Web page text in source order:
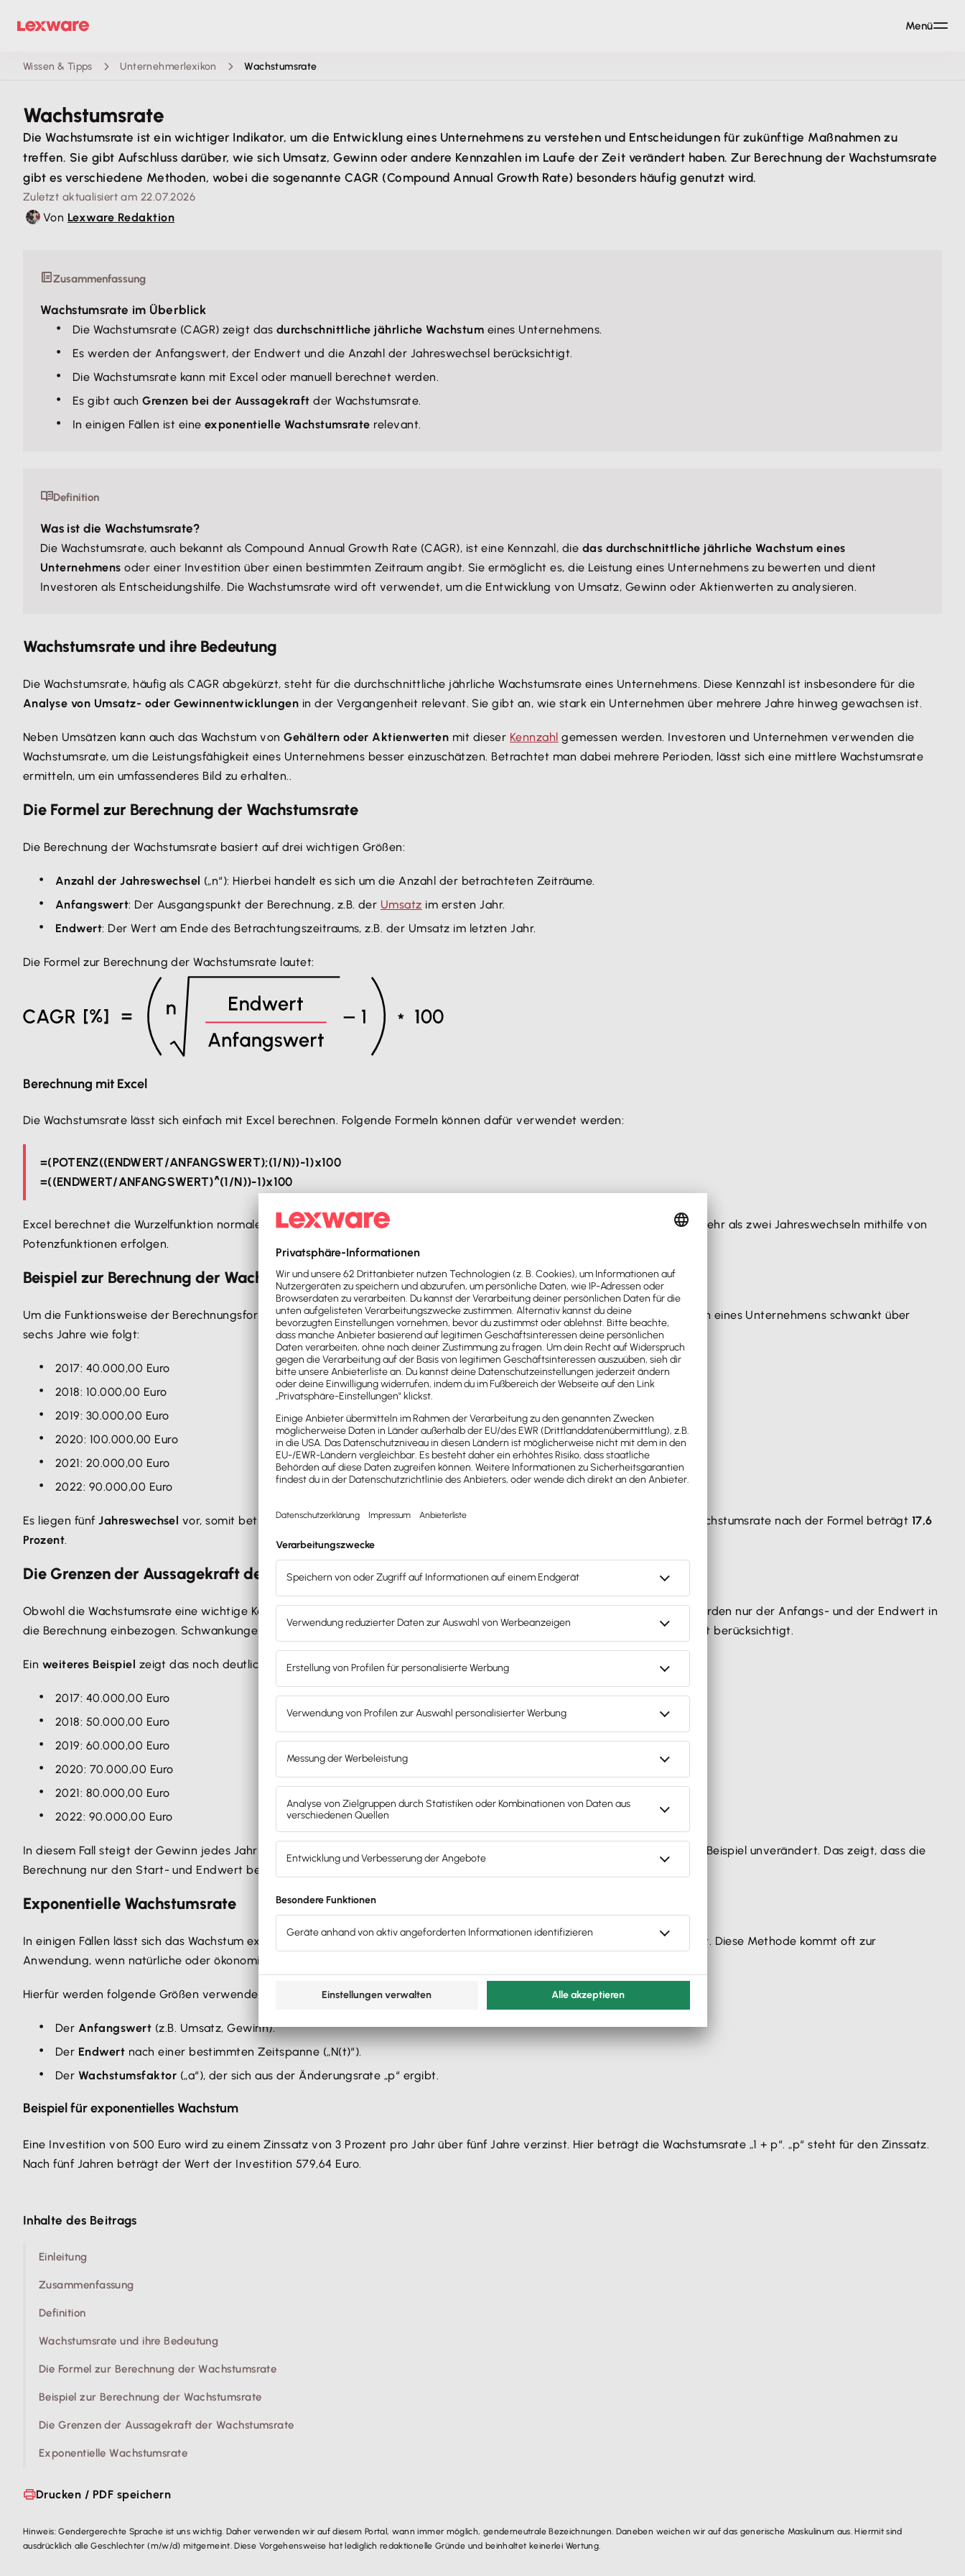
Wissen & Tipps Unternehmerlexikon Wachstumsrate
Wachstumsrate
Die Wachstumsrate ist ein wichtiger Indikator, um die Entwicklung eines Unternehmens zu verstehen und Entscheidungen für zukünftige Maßnahmen zu
treffen. Sie gibt Aufschluss darüber, wie sich Umsatz, Gewinn oder andere Kennzahlen im Laufe der Zeit verändert haben. Zur Berechnung der Wachstumsrate
gibt es verschiedene Methoden, wobei die sogenannte CAGR (Compound Annual Growth Rate) besonders häufig genutzt wird.
Zuletzt aktualisiert am 22.07.2026
Von Lexware Redaktion
Zusammenfassung
Wachstumsrate im Überblick
Die Wachstumsrate (CAGR) zeigt das durchschnittliche jährliche Wachstum eines Unternehmens.
Es werden der Anfangswert, der Endwert und die Anzahl der Jahreswechsel berücksichtigt.
Die Wachstumsrate kann mit Excel oder manuell berechnet werden.
Es gibt auchGrenzen bei der Aussagekraft der Wachstumsrate.
In einigen Fällen ist eine exponentielle Wachstumsrate relevant.
Definition
Was ist die Wachstumsrate?
Die Wachstumsrate, auch bekannt als Compound Annual Growth Rate (CAGR), ist eine Kennzahl, die das durchschnittliche jährliche Wachstum eines
Unternehmens oder einer Investition über einen bestimmten Zeitraum angibt. Sie ermöglicht es, die Leistung eines Unternehmens zu bewerten und dient
Investoren als Entscheidungshilfe. Die Wachstumsrate wird oft verwendet, um die Entwicklung von Umsatz, Gewinn oder Aktienwerten zu analysieren.
Wachstumsrate und ihre Bedeutung
Die Wachstumsrate, häufig als CAGR abgekürzt, steht für die durchschnittliche jährliche Wachstumsrate eines Unternehmens. Diese Kennzahl ist insbesondere für die
Analyse von Umsatz- oder Gewinnentwicklungen in der Vergangenheit relevant. Sie gibt an, wie stark ein Unternehmen über mehrere Jahre hinweg gewachsen ist.
Neben Umsätzen kann auch das Wachstum vonGehältern oder Aktienwerten mit dieser Kennzahl gemessen werden. Investoren und Unternehmen verwenden die
Wachstumsrate, um die Leistungsfähigkeit eines Unternehmens besser einzuschätzen. Betrachtet man dabei mehrere Perioden, lässt sich eine mittlere Wachstumsrate
ermitteln, um ein umfassenderes Bild zu erhalten..
Die Formel zur Berechnung der Wachstumsrate
Die Berechnung der Wachstumsrate basiert auf drei wichtigen Größen:
Anzahl der Jahreswechsel („n“): Hierbei handelt es sich um die Anzahl der betrachteten Zeiträume.
Anfangswert: Der Ausgangspunkt der Berechnung, z.B. der Umsatz im ersten Jahr.
Endwert: Der Wert am Ende des Betrachtungszeitraums, z.B. der Umsatz im letzten Jahr.
Die Formel zur Berechnung der Wachstumsrate lautet:
Berechnung mit Excel
Die Wachstumsrate lässt sich einfach mit Excel berechnen. Folgende Formeln können dafür verwendet werden:
=(POTENZ((ENDWERT/ANFANGSWERT);(1/N))-1)x100
=((ENDWERT/ANFANGSWERT)^(1/N))-1)x100
Excel berechnet die Wurzelfunktion normalerweise nur für den Wert 2, daher kann eine Berechnung mit einem Zeitraum von mehr als zwei Jahreswechseln mithilfe von
Potenzfunktionen erfolgen.
Beispiel zur Berechnung der Wachstumsrate
Um die Funktionsweise der Berechnungsformel zu verdeutlichen, betrachten wir folgendes Beispiel: Angenommen, der Gewinn eines Unternehmens schwankt über
sechs Jahre wie folgt:
2017: 40.000,00 Euro
2018: 10.000,00 Euro
2019: 30.000,00 Euro
2020: 100.000,00 Euro
2021: 20.000,00 Euro
2022: 90.000,00 Euro
Es liegen fünf Jahreswechsel vor, somit beträgt „n“ 5. DerAnfangswert ist 40.000 Euro und der 90.000 Euro. Die Wachstumsrate nach der Formel beträgt 17,6
Prozent.
Die Grenzen der Aussagekraft der Wachstumsrate
Obwohl die Wachstumsrate eine wichtige Kennzahl ist, gibt es
bei ihrer Aussagekraft. In unserem Beispiel wurden nur der Anfangs- und der Endwert in
die Berechnung einbezogen. Schwankungen, die während der betrachteten Jahre auftreten, werden bei der Berechnung nicht berücksichtigt.
Ein weiteres Beispiel zeigt das noch deutlicher:
2017: 40.000,00 Euro
2018: 50.000,00 Euro
2019: 60.000,00 Euro
2020: 70.000,00 Euro
2021: 80.000,00 Euro
2022: 90.000,00 Euro
In diesem Fall steigt der Gewinn jedes Jahr gleichmäßig an. Trotzdem bleibt die Wachstumsrate im Vergleich zum vorherigen Beispiel unverändert. Das zeigt, dass die
Berechnung nur den Start- und Endwert berücksichtigt und
Exponentielle Wachstumsrate
In einigen Fällen lässt sich das Wachstum exponentiell berechnen, insbesondere wenn die Wachstumsrate gleichmäßig verläuft. Diese Methode kommt oft zur
Anwendung, wenn natürliche oder ökonomische Entwicklungen analysiert werden.
Hierfür werden folgende Größen verwendet:
Der Anfangswert (z.B. Umsatz, Gewinn).
Der Endwert nach einer bestimmten Zeitspanne („N(t)“).
Der Wachstumsfaktor („a“), der sich aus der Änderungsrate „p“ ergibt.
Beispiel für exponentielles Wachstum
Eine Investition von 500 Euro wird zu einem Zinssatz von 3 Prozent pro Jahr über fünf Jahre verzinst. Hier beträgt die Wachstumsrate „1 + p“. „p“ steht für den Zinssatz.
Nach fünf Jahren beträgt der Wert der Investition 579,64 Euro.
Inhalte des Beitrags
Einleitung
Zusammenfassung
Definition
Wachstumsrate und ihre Bedeutung
Die Formel zur Berechnung der Wachstumsrate
Beispiel zur Berechnung der Wachstumsrate
Die Grenzen der Aussagekraft der Wachstumsrate
Exponentielle Wachstumsrate
Drucken / PDF speichern
Hinweis: Gendergerechte Sprache ist uns wichtig. Daher verwenden wir auf diesem Portal, wann immer möglich, genderneutrale Bezeichnungen. Daneben weichen wir auf das generische Maskulinum aus. Hiermit sind
ausdrücklich alle Geschlechter (m/w/d) mitgemeint. Diese Vorgehensweise hat lediglich redaktionelle Gründe und beinhaltet keinerlei Wertung.
Menü